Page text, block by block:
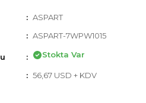
ASPART
ASPART-7WPW1015
Stokta Var
56,67 USD + KDV